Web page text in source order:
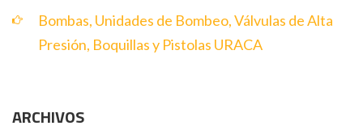
Bombas, Unidades de Bombeo, Válvulas de Alta
Presión, Boquillas y Pistolas URACA
ARCHIVOS